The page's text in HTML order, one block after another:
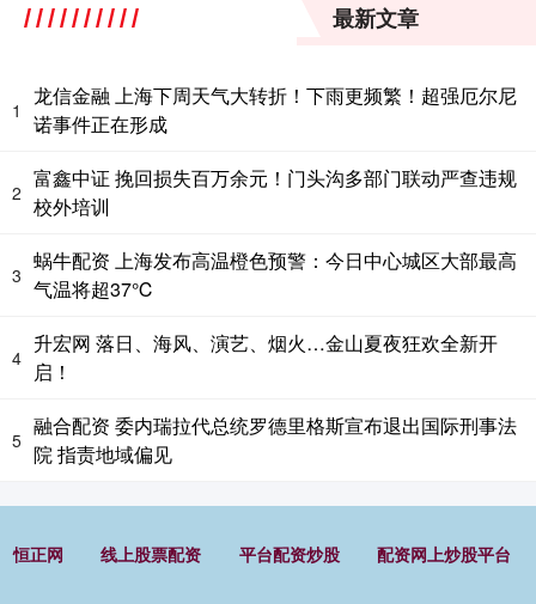
最新文章
1
龙信金融 上海下周天气大转折！下雨更频繁！超强厄尔尼
诺事件正在形成
2
富鑫中证 挽回损失百万余元！门头沟多部门联动严查违规
校外培训
3
蜗牛配资 上海发布高温橙色预警：今日中心城区大部最高
气温将超37℃
4
升宏网 落日、海风、演艺、烟火…金山夏夜狂欢全新开
启！
5
融合配资 委内瑞拉代总统罗德里格斯宣布退出国际刑事法
院 指责地域偏见
恒正网 线上股票配资 平台配资炒股 配资网上炒股平台